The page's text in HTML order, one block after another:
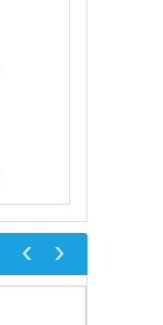
‹ ›